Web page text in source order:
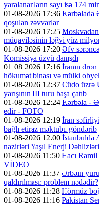
yaralananların sayı isə 174
01-08-2026 17:36 Kərbəlada
qoşulan zəvvarlar
01-08-2026 17:25
müqaviləsinin ləğvi yüz
01-08-2026 17:20 Əfv
Komissiya üzvü danışdı
01-08-2026 17:16 İranın
hökumət binası və mülki
01-08-2026 12:37 Cüdo üzrə
yarışının III turu başa çatıb
01-08-2026 12:24 Kərbəla -
edir - FOTO
01-08-2026 12:19 İran
bağlı etiraz məktubu göndərib
01-08-2026 12:00 İstanbulda
nazirləri Yaşıl Enerji
01-08-2026 11:50 Hacı
VİDEO
01-08-2026 11:37 Ərbəin
qaldırılması: problem nədədir?
01-08-2026 11:28 Hörmüz
01-08-2026 11:16 Pakistan